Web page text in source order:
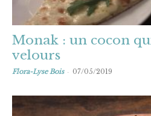
Monak : un cocon
velours
Flora-Lyse Bois - 07/05/2019